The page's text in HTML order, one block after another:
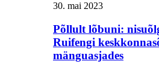
30. mai 2023
Põllult lõbuni:
Ruifengi
mänguasjades